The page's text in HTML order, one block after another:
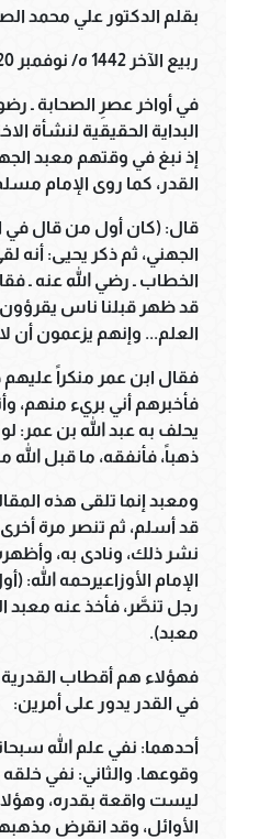
بقلم الدكتور علي محمد
ربيع الآخر 1442 ه/ نوفمبر 2020
في أواخر عصرِ الصحابة ـ
البداية الحقيقية لنشأة
إذ نبغ في وقتهم معبد
القدر، كما روى الإمام
قال: (كان أول من قال في
الجهني، ثم ذكر يحيى: أنه
الخطاب ـ رضي الله عنه ـ
قد ظهر قبلنا ناس يقرؤون
العلم... وإنهم يزعمون أن
فقال ابن عمر منكراً
فأخبرهم أني بريء منهم،
يحلف به عبد الله بن عمر:
ذهباً، فأنفقه، ما قبل الله
ومعبد إنما تلقى هذه
قد أسلم، ثم تنصر مرة
نشر ذلك، ونادى به،
الإمام الأوزاعيرحمه
رجل تنصَّر، فأخذ عنه معبد
معبد).
فهؤلاء هم أقطاب
في القدر يدور على أمرين:
أحدهما: نفي علم الله
وقوعها. والثاني: نفي خلقه
ليست واقعة بقدره،
الأوائل، وقد انقرض